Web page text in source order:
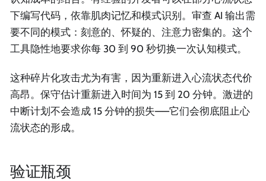
下编写代码，依靠肌肉记忆和模式识别。审查 AI 输出需
要不同的模式：刻意的、怀疑的、注意力密集的。这个
工具隐性地要求你每 30 到 90 秒切换一次认知模式。
这种碎片化攻击尤为有害，因为重新进入心流状态代价
高昂。保守估计重新进入时间为 15 到 20 分钟。激进的
中断计划不会造成 15 分钟的损失——它们会彻底阻止心
流状态的形成。
验证瓶颈